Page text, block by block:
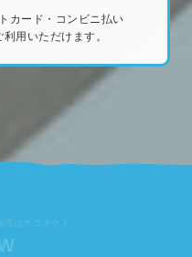
カード・コンビニ払い
用いただけます。
理は水コネクト